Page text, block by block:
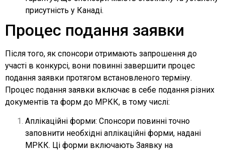
присутність у Канаді.
Процес подання заявки
Після того, як спонсори отримають запрошення до
участі в конкурсі, вони повинні завершити процес
подання заявки протягом встановленого терміну.
Процес подання заявки включає в себе подання різних
документів та форм до МРКК, в тому числі:
Аплікаційні форми: Спонсори повинні точно
заповнити необхідні аплікаційні форми, надані
МРКК. Ці форми включають Заявку на